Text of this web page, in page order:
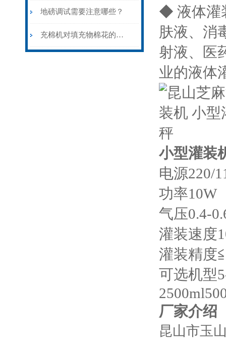
地磅调试需要注意哪些？
充棉机对填充物棉花的要求
◆ 液体灌
肤液、消
射液、医
业的液体
小型灌装
电源220/
功率10W
气压0.4-
灌装速度
灌装精度
可选机型
厂家介绍
昆山市玉